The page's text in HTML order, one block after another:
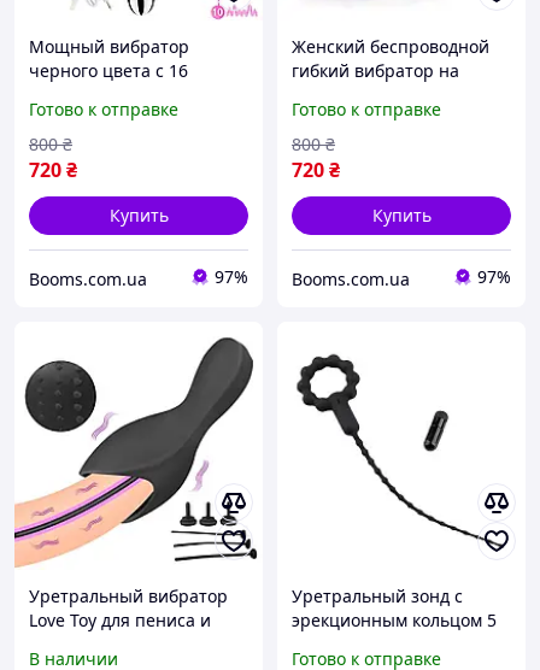
Мощный вибратор
черного цвета с 16
Готово к отправке
720₴
800 ₴
Купить
Booms.com.ua 97%
Женский беспроводной
гибкий вибратор на
Готово к отправке
720₴
800 ₴
Купить
Booms.com.ua 97%
Уретральный вибратор
Love Toy для пениса и
В наличии
Уретральный зонд с
эрекционным кольцом 5
Готово к отправке